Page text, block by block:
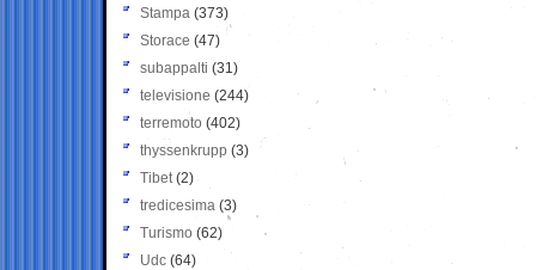
Stampa (373)
Storace (47)
subappalti (31)
televisione(244)
terremoto (402)
thyssenkrupp (3)
Tibet(2)
tredicesima (3)
Turismo (62)
Udc (64)